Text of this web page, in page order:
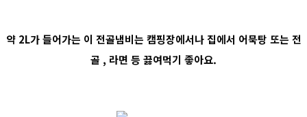
약 2L가 들어가는 이 전골냄비는 캠핑장에서나 집에서 어묵탕 또는 전
골 , 라면 등 끓여먹기 좋아요.